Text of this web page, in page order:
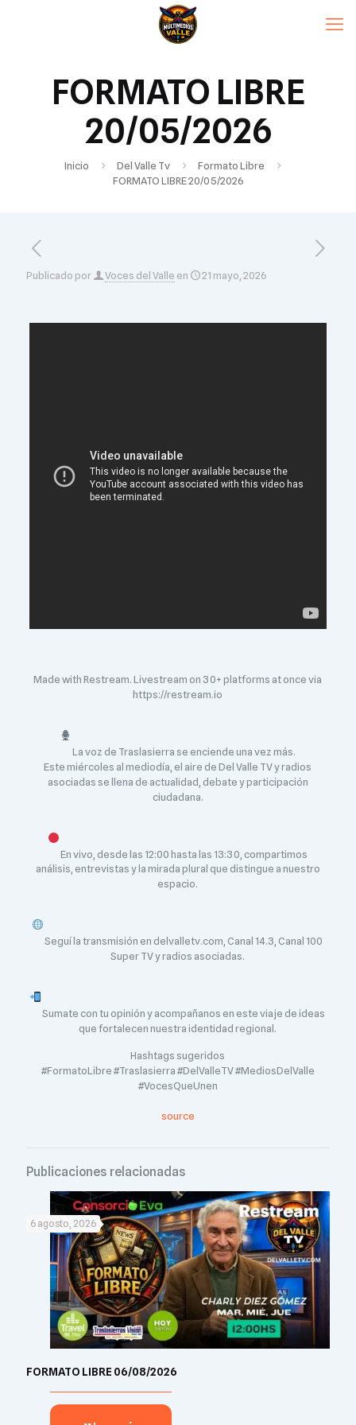
FORMATO LIBRE
20/05/2026
Inicio Del Valle Tv
Formato Libre
FORMATO LIBRE 20/05/2026
Publicado por Voces del Valle en 21 mayo, 2026
Made with Restream. Livestream on 30+ platforms at once via
https://restream.io
La voz de Traslasierra se enciende una vez más.
Este miércoles al mediodía, el aire de Del Valle TV y radios
asociadas se llena de actualidad, debate y participación
ciudadana.
En vivo, desde las 12:00 hasta las 13:30, compartimos
análisis, entrevistas y la mirada plural que distingue a nuestro
espacio.
Seguí la transmisión en delvalletv.com, Canal 14.3, Canal 100
Super TV y radios asociadas.
Sumate con tu opinión y acompañanos en este viaje de ideas
que fortalecen nuestra identidad regional.
Hashtags sugeridos
#FormatoLibre #Traslasierra #DelValleTV #MediosDelValle
#VocesQueUnen
source
Publicaciones relacionadas
6 agosto, 2026
FORMATO LIBRE 06/08/2026